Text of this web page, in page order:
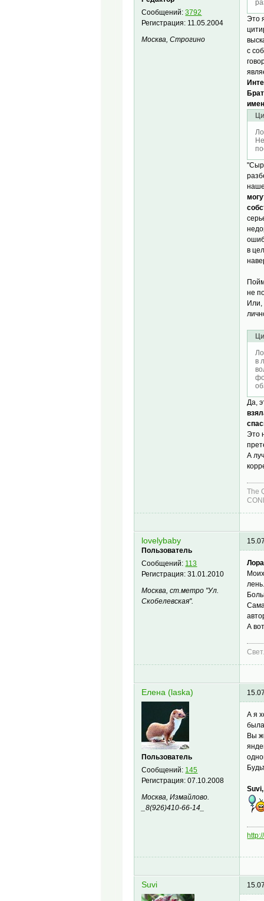
Сообщений:3792
Регистрация: 11.05.2004
Москва, Строгино
Это
с
в
не
Или,
в
Да,
Это
А
The
lovelybaby
Пользователь
Сообщений: 113
Регистрация:31.01.2010
Москва, ст.метро "Ул.
Скобелевская".
А
Елена (laska)
Пользователь
Сообщений: 145
Регистрация:07.10.2008
Москва, Измайлово.
_8(926)410-66-14_
А я
Вы
Suvi,
Suvi